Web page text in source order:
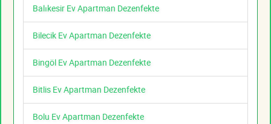
Balıkesir Ev Apartman Dezenfekte
Bilecik Ev Apartman Dezenfekte
Bingöl Ev Apartman Dezenfekte
Bitlis Ev Apartman Dezenfekte
Bolu Ev Apartman Dezenfekte